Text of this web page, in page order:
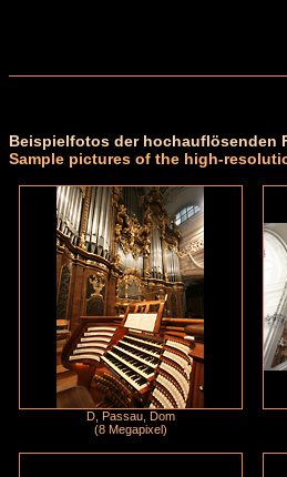
Beispielfotos der hochauflösenden
Sample pictures of the high-
D, Passau, Dom
(8 Megapixel)